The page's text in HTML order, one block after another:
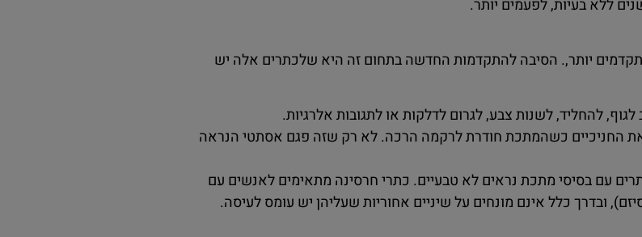
מתקדמים יותר,. הסיבה להתקדמות החדשה בתחום זה היא שלכתרים אלה יש
להחליד, לשנות צבע, לגרום לדלקות או לתגובות אלרגיות.
החניכיים כשהמתכת חודרת לרקמה הרכה. לא רק שזה פגם אסתטי הנראה
עם בסיסי מתכת נראים לא טבעיים. כתרי חרסינה מתאימים לאנשים עם
ובדרך כלל אינם מונחים על שיניים אחוריות שעליהן יש עומס לעיסה.